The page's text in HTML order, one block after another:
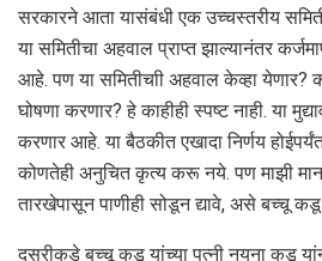
सरकारने आता यासंबंधी एक उच्चस्तरीय
या समितीचा अहवाल प्राप्त झाल्यानंतर
आहे. पण या समितीचाी अहवाल केव्हा येणार?
घोषणा करणार? हे काहीही स्पष्ट नाही. या
करणार आहे. या बैठकीत एखादा निर्णय
कोणतेही अनुचित कृत्य करू नये. पण माझी
तारखेपासून पाणीही सोडून द्यावे, असे बच्चू
दुसरीकडे बच्चू कडू यांच्या पत्नी नयना कडू